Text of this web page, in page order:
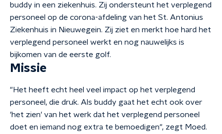
buddy in een ziekenhuis. Zij ondersteunt het verplegend
personeel op de corona-afdeling van het St. Antonius
Ziekenhuis in Nieuwegein. Zij ziet en merkt hoe hard het
verplegend personeel werkt en nog nauwelijks is
bijkomen van de eerste golf.
Missie
"Het heeft echt heel veel impact op het verplegend
personeel, die druk. Als buddy gaat het echt ook over
'het zien' van het werk dat het verplegend personeel
doet en iemand nog extra te bemoedigen", zegt Moed.